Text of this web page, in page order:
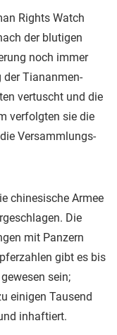
Rights Watch
der blutigen
noch immer
der Tiananmen-
vertuscht und die
verfolgten sie die
Versammlungs-
chinesische Armee
Die
mit Panzern
gibt es bis
sein;
einigen Tausend
inhaftiert.